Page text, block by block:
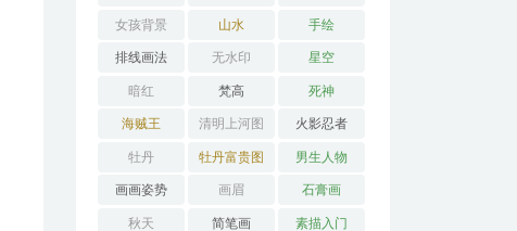
女孩背景 山水 手绘
排线画法 无水印 星空
暗红 梵高 死神
海贼王 清明上河图 火影忍者
牡丹 牡丹富贵图 男生人物
画画姿势 画眉 石膏画
秋天 简笔画 素描入门